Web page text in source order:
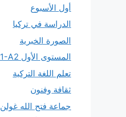
أول الأسبوع
الدراسة في تركيا
الصورة الخبرية
المستوى الأول A1-A2
تعلم اللغة التركية
ثقافة وفنون
جماعة فتح الله غولن